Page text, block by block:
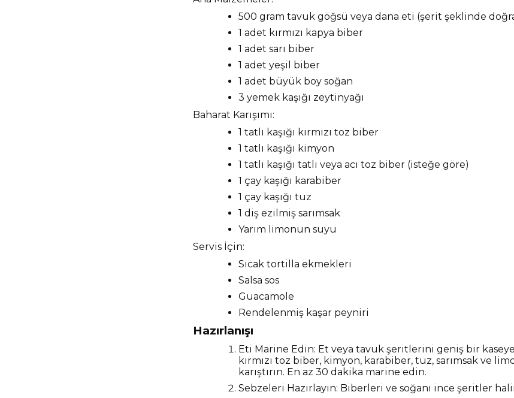
500 gram tavuk göğsü veya dana eti (şerit şeklinde
1 adet kırmızı kapya biber
1 adet sarı biber
1 adet yeşil biber
1 adet büyük boy soğan
3 yemek kaşığı zeytinyağı
Baharat Karışımı:
1 tatlı kaşığı kırmızı toz biber
1 tatlı kaşığı kimyon
1 tatlı kaşığı tatlı veya acı toz biber (isteğe göre)
1 çay kaşığı karabiber
1 çay kaşığı tuz
1 diş ezilmiş sarımsak
Yarım limonun suyu
Servis İçin:
Sıcak tortilla ekmekleri
Salsa sos
Guacamole
Rendelenmiş kaşar peyniri
Hazırlanışı
Eti Marine Edin: Et veya tavuk şeritlerini geniş bir kaseye
kırmızı toz biber, kimyon, karabiber, tuz, sarımsak ve
karıştırın. En az 30 dakika marine edin.
Sebzeleri Hazırlayın: Biberleri ve soğanı ince şeritler